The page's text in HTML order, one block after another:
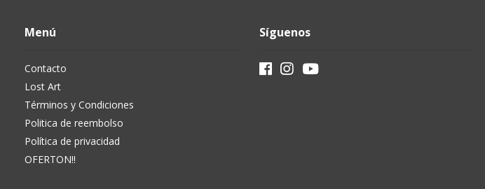
Menú
Contacto
Lost Art
Términos y Condiciones
Politica de reembolso
Política de privacidad
OFERTON!!
Síguenos